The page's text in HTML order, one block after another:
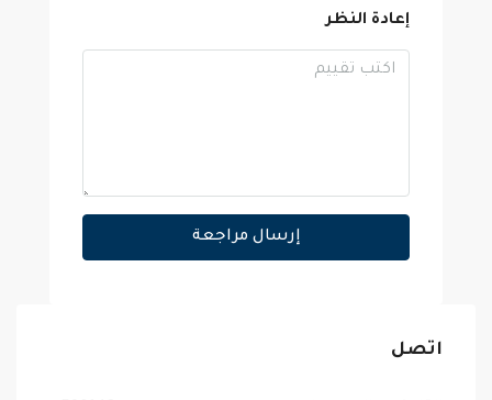
إعادة النظر
إرسال مراجعة
اتصل